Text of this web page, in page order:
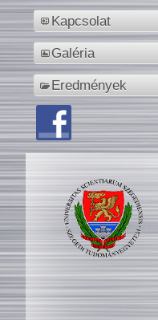
Kapcsolat
Galéria
Eredmények